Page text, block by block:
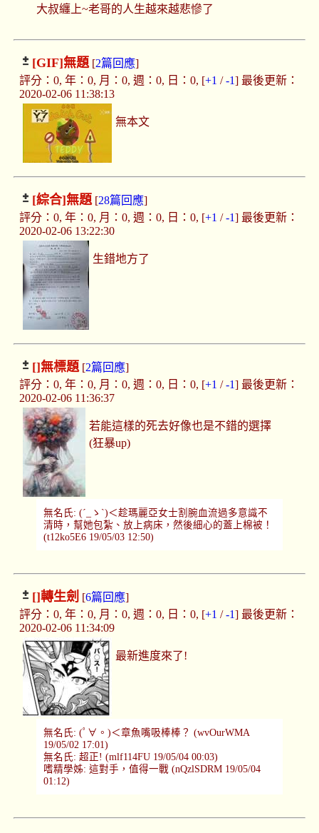
大叔纏上~老哥的人生越來越悲慘了
[GIF]無題[2篇回應]
評分：0, 年：0, 月：0, 週：0, 日：0, [+1 /-1] 最後更新：
2020-02-06 11:38:13
無本文
[綜合]無題[28篇回應]
評分：0, 年：0, 月：0, 週：0, 日：0, [+1 /-1] 最後更新：
2020-02-06 13:22:30
生錯地方了
[]無標題[2篇回應]
評分：0, 年：0, 月：0, 週：0, 日：0, [+1 /-1] 最後更新：
2020-02-06 11:36:37
若能這樣的死去好像也是不錯的選擇
(狂暴up)
無名氏: (´_ゝ`)＜趁瑪麗亞女士割腕血流過多意識不
清時，幫她包紮、放上病床，然後細心的蓋上棉被！
(t12ko5E6 19/05/03 12:50)
[]轉生劍 [6篇回應]
評分：0, 年：0, 月：0, 週：0, 日：0, [+1 /-1] 最後更新：
2020-02-06 11:34:09
最新進度來了!
無名氏: (ﾟ∀。)＜章魚嘴吸棒棒？ (wvOurWMA
19/05/02 17:01)
無名氏: 超正! (mlf114FU 19/05/04 00:03)
嗜精學姊: 這對手，值得一戰 (nQzlSDRM 19/05/04
01:12)